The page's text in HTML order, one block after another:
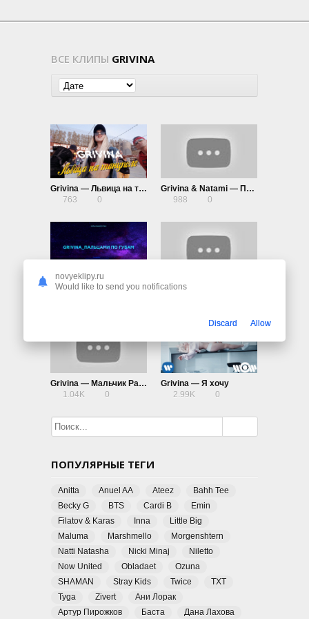
ВСЕ КЛИПЫ GRIVINA
Grivina — Львица на танцполе
763
0
Grivina & Natami — Парковка (G.N.)
988
0
Grivina — Пальцами по губам
Grivina — Мальчик Party
1.04K
0
Grivina — Я хочу
2.99K
0
ПОПУЛЯРНЫЕ ТЕГИ
Anitta Anuel AA Ateez
Bahh Tee
Becky G
BTS Cardi B
Emin
Filatov & Karas
Inna
Little Big
Maluma
Marshmello
Morgenshtern
Natti Natasha
Nicki Minaj
Niletto
Now United
Obladaet
Ozuna
SHAMAN
Stray Kids Twice
TXT
Tyga
Zivert
Ани Лорак
Артур Пирожков
Баста Дана Лахова
novyeklipy.ru
Would like to send you notifications
Discard Allow